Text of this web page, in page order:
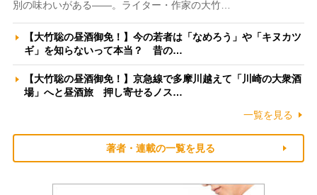
別の味わいがある――。ライター・作家の大竹…
【大竹聡の昼酒御免！】今の若者は「なめろう」や「キヌカツ
ギ」を知らないって本当？ 昔の…
【大竹聡の昼酒御免！】京急線で多摩川越えて「川崎の大衆酒
場」へと昼酒旅 押し寄せるノス…
一覧を見る
著者・連載の一覧を見る